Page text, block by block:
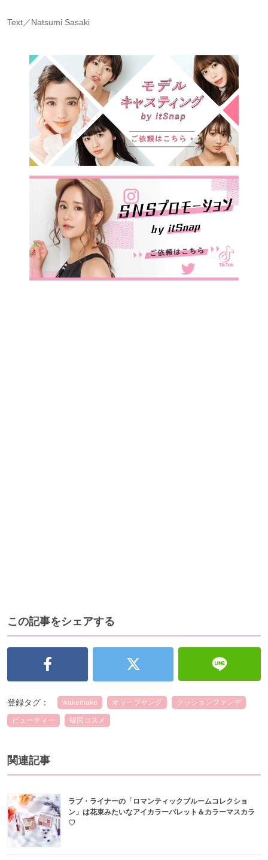
Text／Natsumi Sasaki
この記事をシェアする
登録タグ： wakemake オリーブヤング クッションファンデ
ビューティー 韓国コスメ
関連記事
ラブ・ライナーの「ロマンティックブルームコレクショ
ン」は花束みたいなアイカラーパレット＆カラーマスカラ
♡